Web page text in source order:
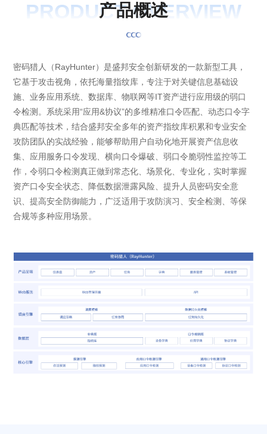
PRODUCT OVERVIEW
产品概述
密码猎人（RayHunter）是盛邦安全创新研发的一款新型工具，
它基于攻击视角，依托海量指纹库，专注于对关键信息基础设
施、业务应用系统、数据库、物联网等IT资产进行应用级的弱口
令检测。系统采用“应用&协议”的多维精准口令匹配、动态口令字
典匹配等技术，结合盛邦安全多年的资产指纹库积累和专业安全
攻防团队的实战经验，能够帮助用户自动化地开展资产信息收
集、应用服务口令发现、横向口令爆破、弱口令脆弱性监控等工
作，令弱口令检测真正做到常态化、场景化、专业化，实时掌握
资产口令安全状态、降低数据泄露风险、提升人员密码安全意
识、提高安全防御能力，广泛适用于攻防演习、安全检测、等保
合规等多种应用场景。